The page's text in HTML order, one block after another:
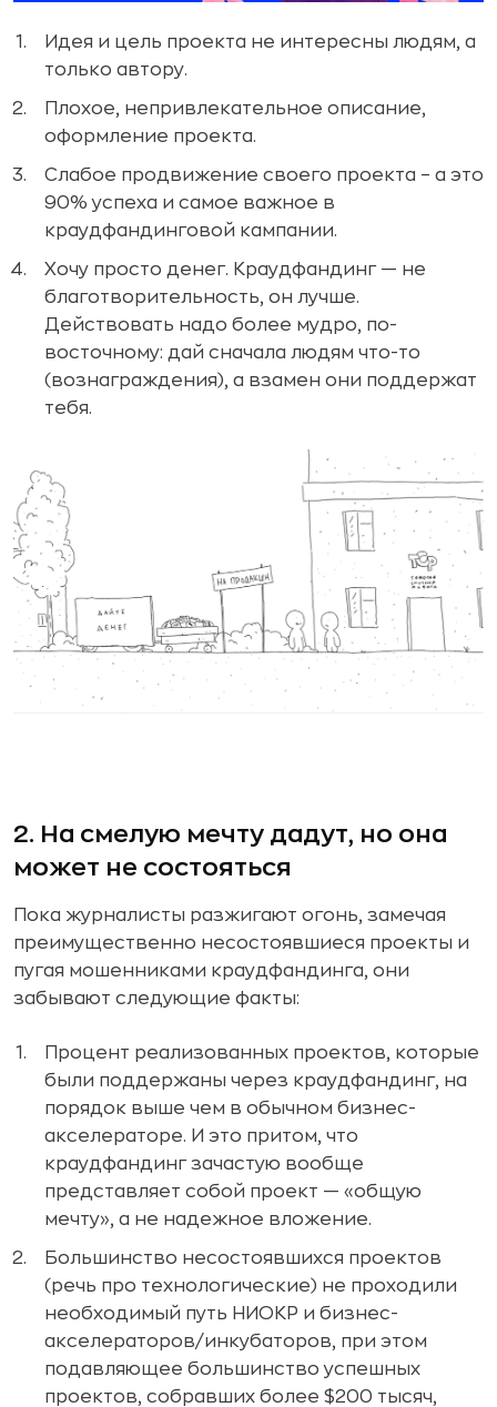
Идея и цель проекта не интересны людям, а
только автору.
Плохое, непривлекательное описание,
оформление проекта.
Слабое продвижение своего проекта – а это
90% успеха и самое важное в
краудфандинговой кампании.
Хочу просто денег. Краудфандинг — не
благотворительность, он лучше.
Действовать надо более мудро, по-
восточному: дай сначала людям что-то
(вознаграждения), а взамен они поддержат
тебя.
2. На смелую мечту дадут, но она
может не состояться
Пока журналисты разжигают огонь, замечая
преимущественно несостоявшиеся проекты и
пугая мошенниками краудфандинга, они
забывают следующие факты:
Процент реализованных проектов, которые
были поддержаны через краудфандинг, на
порядок выше чем в обычном бизнес-
акселераторе. И это притом, что
краудфандинг зачастую вообще
представляет собой проект — «общую
мечту», а не надежное вложение.
Большинство несостоявшихся проектов
(речь про технологические) не проходили
необходимый путь НИОКР и бизнес-
акселераторов/инкубаторов, при этом
подавляющее большинство успешных
проектов, собравших более $200 тысяч,